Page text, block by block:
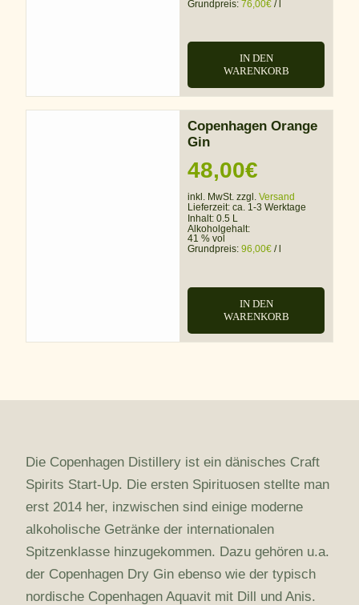
Grundpreis: 76,00€ /
IN DEN
WARENKORB
Copenhagen Orange
Gin
48,00€
inkl. MwSt. zzgl. Versand
Lieferzeit: ca. 1-3 Werktage
Inhalt: 0.5 L
Alkoholgehalt:
41 % vol
Grundpreis: 96,00€ /
IN DEN
WARENKORB
Die Copenhagen Distillery ist ein dänisches Craft
Spirits Start-Up. Die ersten Spirituosen stellte man
erst 2014 her, inzwischen sind einige moderne
alkoholische Getränke der internationalen
Spitzenklasse hinzugekommen. Dazu gehören u.a.
der Copenhagen Dry Gin ebenso wie der typisch
nordische Copenhagen Aquavit mit Dill und Anis.